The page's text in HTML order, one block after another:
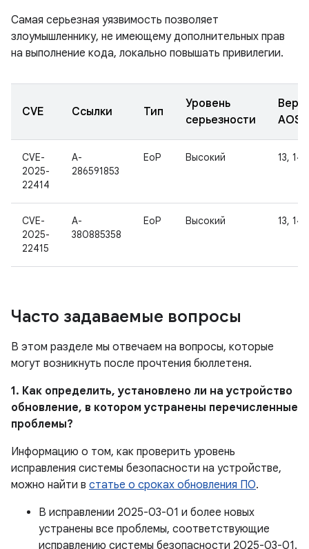
Самая серьезная уязвимость позволяет
злоумышленнику, не имеющему дополнительных прав
на выполнение кода, локально повышать привилегии.
CVE Ссылки Тип
Уровень
серьезности
AOSP
CVE-
2025-
22414
A-
286591853
EoP Высокий 13, 14
CVE-
2025-
22415
A-
380885358
EoP Высокий 13, 14
Часто задаваемые вопросы
В этом разделе мы отвечаем на вопросы, которые
могут возникнуть после прочтения бюллетеня.
1. Как определить, установлено ли на устройство
обновление, в котором устранены перечисленные
проблемы?
Информацию о том, как проверить уровень
исправления системы безопасности на устройстве,
можно найти в статье о сроках обновления ПО.
В исправлении 2025-03-01 и более новых
устранены все проблемы, соответствующие
исправлению системы безопасности 2025-03-01.